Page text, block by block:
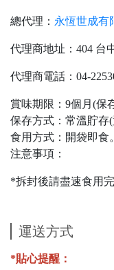
總代理： 永恆世成有
代理商地址：404 台
代理商電話：04-
賞味期限：9個月(保
保存方式：常溫貯存
食用方式：開袋即食。
注意事項：
*拆封後請盡速食用
運送方式
*貼心提醒：